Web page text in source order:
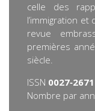
celle des
l’immigration
revue
premières
siècle.
ISSN 0027‐2671
Nombre par